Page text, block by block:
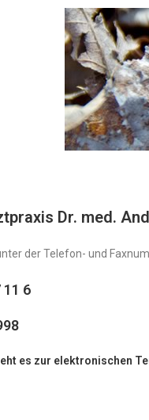
Dr. med.
der Telefon- und
11 6
es zur elektronischen